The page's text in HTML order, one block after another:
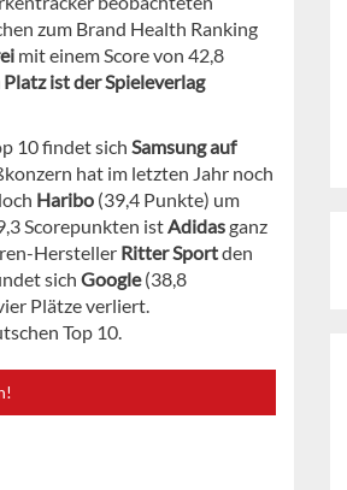
zum Brand Health Ranking
mit einem Score von 42,8
ist der Spieleverlag
10 findet sich Samsung auf
hat im letzten Jahr noch
Haribo (39,4 Punkte) um
Scorepunkten istAdidasganz
Hersteller Ritter Sportden
sich Google(38,8
Plätze verliert.
Top 10.